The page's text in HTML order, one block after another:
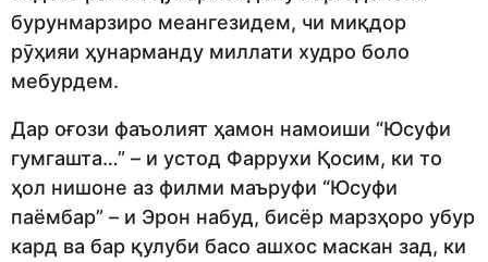
бурунмарзиро меангезидем, чи миқдор
рӯҳияи ҳунарманду миллати худро боло
мебурдем.
Дар оғози фаъолият ҳамон намоиши “Юсуфи
гумгашта…” – и устод Фаррухи Қосим, ки то
ҳол нишоне аз филми маъруфи “Юсуфи
паёмбар” – и Эрон набуд, бисёр марзҳоро убур
кард ва бар қулуби басо ашхос маскан зад, ки